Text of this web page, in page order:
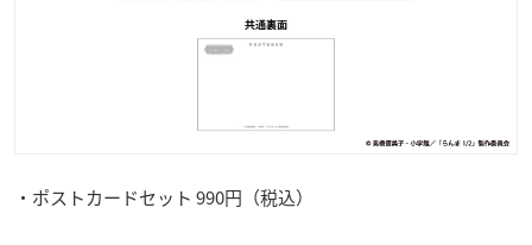
・ポストカードセット 990円（税込）